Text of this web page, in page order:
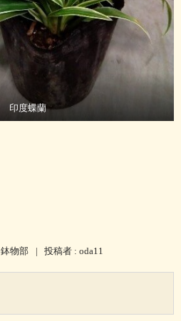
印度蝶蘭
鉢物部 | 投稿者 : oda11